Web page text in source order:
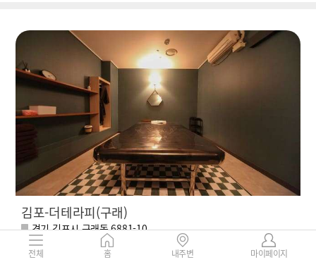
김포-더테라피(구래)
경기 김포시 구래동 6881-10
17% 리뷰
전체 홈 내주변 마이페이지